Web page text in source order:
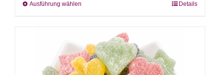
Ausführung wählen
mehrere
Varianten
Details